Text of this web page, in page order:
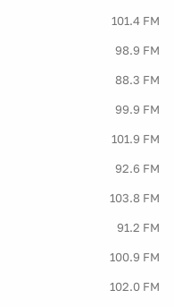
101.4 FM
98.9 FM
88.3 FM
99.9 FM
101.9 FM
92.6 FM
103.8 FM
91.2 FM
100.9 FM
102.0 FM